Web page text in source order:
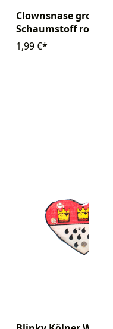
Clownsnase groß
Schaumstoff rot
1,99 €*